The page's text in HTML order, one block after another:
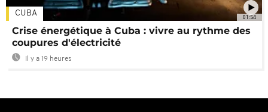
01:54
CUBA
Crise énergétique à Cuba : vivre au rythme des
coupures d'électricité
Il y a 19 heures